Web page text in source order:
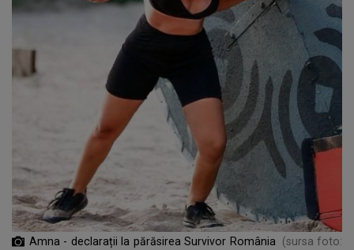
Amna - declarații la părăsirea Survivor România
(sursa foto: